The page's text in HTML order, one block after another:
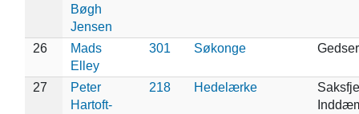
Bøgh
Jensen
26
Mads
Elley
301 Søkonge
27
Peter
Hartoft-
218 Hedelærke